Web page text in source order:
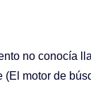
no conocía
motor de